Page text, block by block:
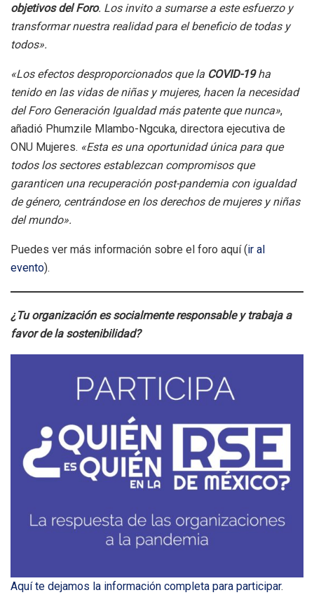
objetivos del Foro. Los invito a sumarse a este esfuerzo y
transformar nuestra realidad para el beneficio de todas y
todos».
«Los efectos desproporcionados que la COVID-19ha
tenido en las vidas de niñas y mujeres, hacen la necesidad
del Foro Generación Igualdad más patente que nunca»,
añadió Phumzile Mlambo-Ngcuka, directora ejecutiva de
ONU Mujeres. «Esta es una oportunidad única para que
todos los sectores establezcan compromisos que
garanticen una recuperación post-pandemia con igualdad
de género, centrándose en los derechos de mujeres y niñas
del mundo».
Puedes ver más información sobre el foro aquí (ir al
evento).
¿Tu organización es socialmente responsable y trabaja a
favor de la sostenibilidad?
Aquí te dejamos la información completa para participar.